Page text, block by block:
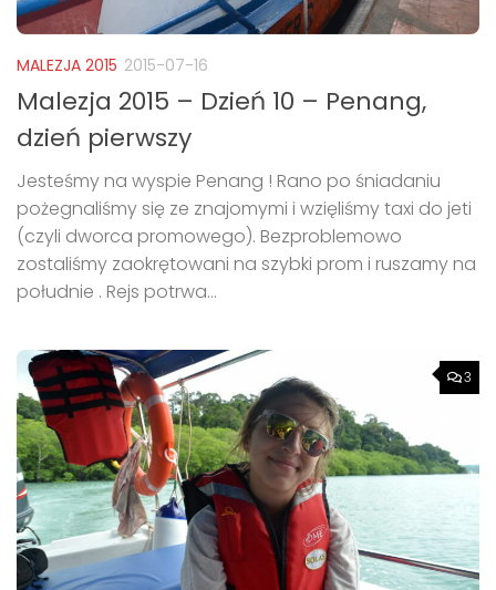
MALEZJA 2015 2015-07-16
Malezja 2015 – Dzień 10 – Penang,
dzień pierwszy
Jesteśmy na wyspie Penang ! Rano po śniadaniu
pożegnaliśmy się ze znajomymi i wzięliśmy taxi do jeti
(czyli dworca promowego). Bezproblemowo
zostaliśmy zaokrętowani na szybki prom i ruszamy na
południe . Rejs potrwa...
3